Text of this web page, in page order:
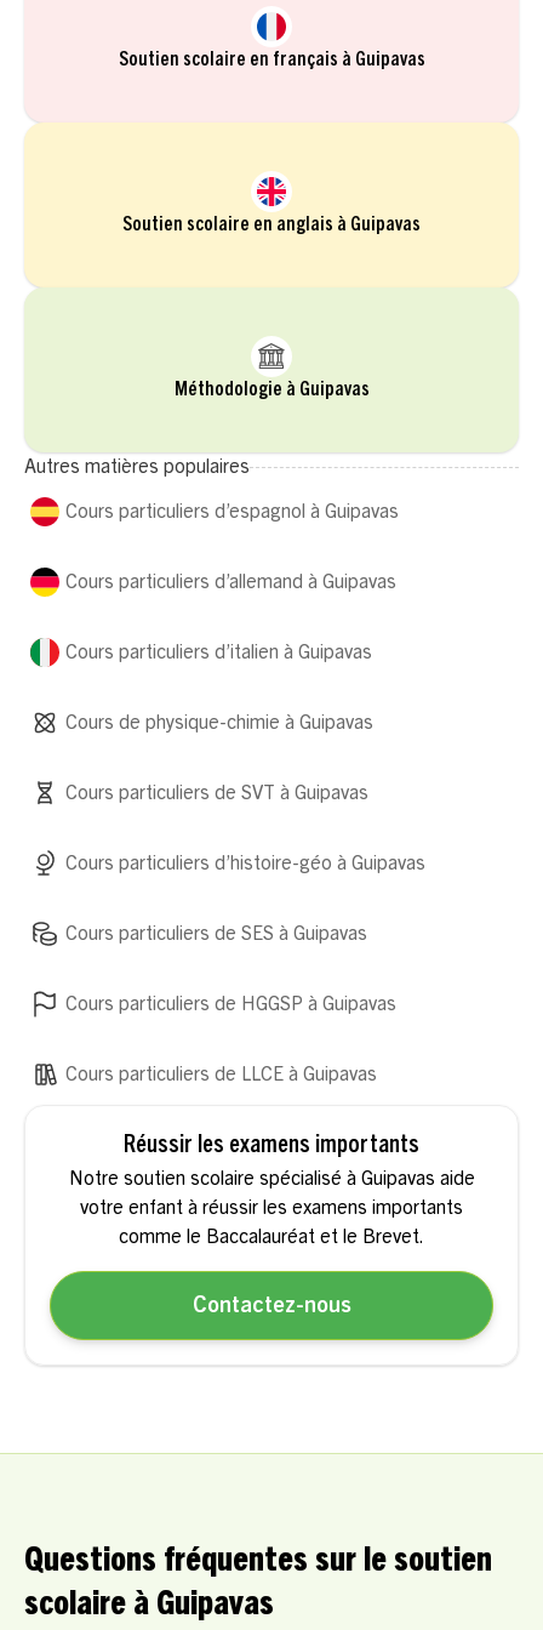
Soutien scolaire en français à Guipavas
Soutien scolaire en anglais à Guipavas
Méthodologie à Guipavas
Autres matières populaires
Cours particuliers d’espagnol à Guipavas
Cours particuliers d’histoire-géo à Guipavas
Cours particuliers de SES à Guipavas
Cours particuliers de HGGSP à Guipavas
Cours particuliers de LLCE à Guipavas
Cours particuliers d’allemand à Guipavas
Cours particuliers d’italien à Guipavas
Cours de physique-chimie à Guipavas
Cours particuliers de SVT à Guipavas
Réussir les examens importants
Notre soutien scolaire spécialisé à Guipavas aide
votre enfant à réussir les examens importants
comme le Baccalauréat et le Brevet.
Contactez-nous
Questions fréquentes sur le soutien
scolaire à Guipavas